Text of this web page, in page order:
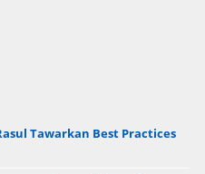
Tawarkan Best Practices